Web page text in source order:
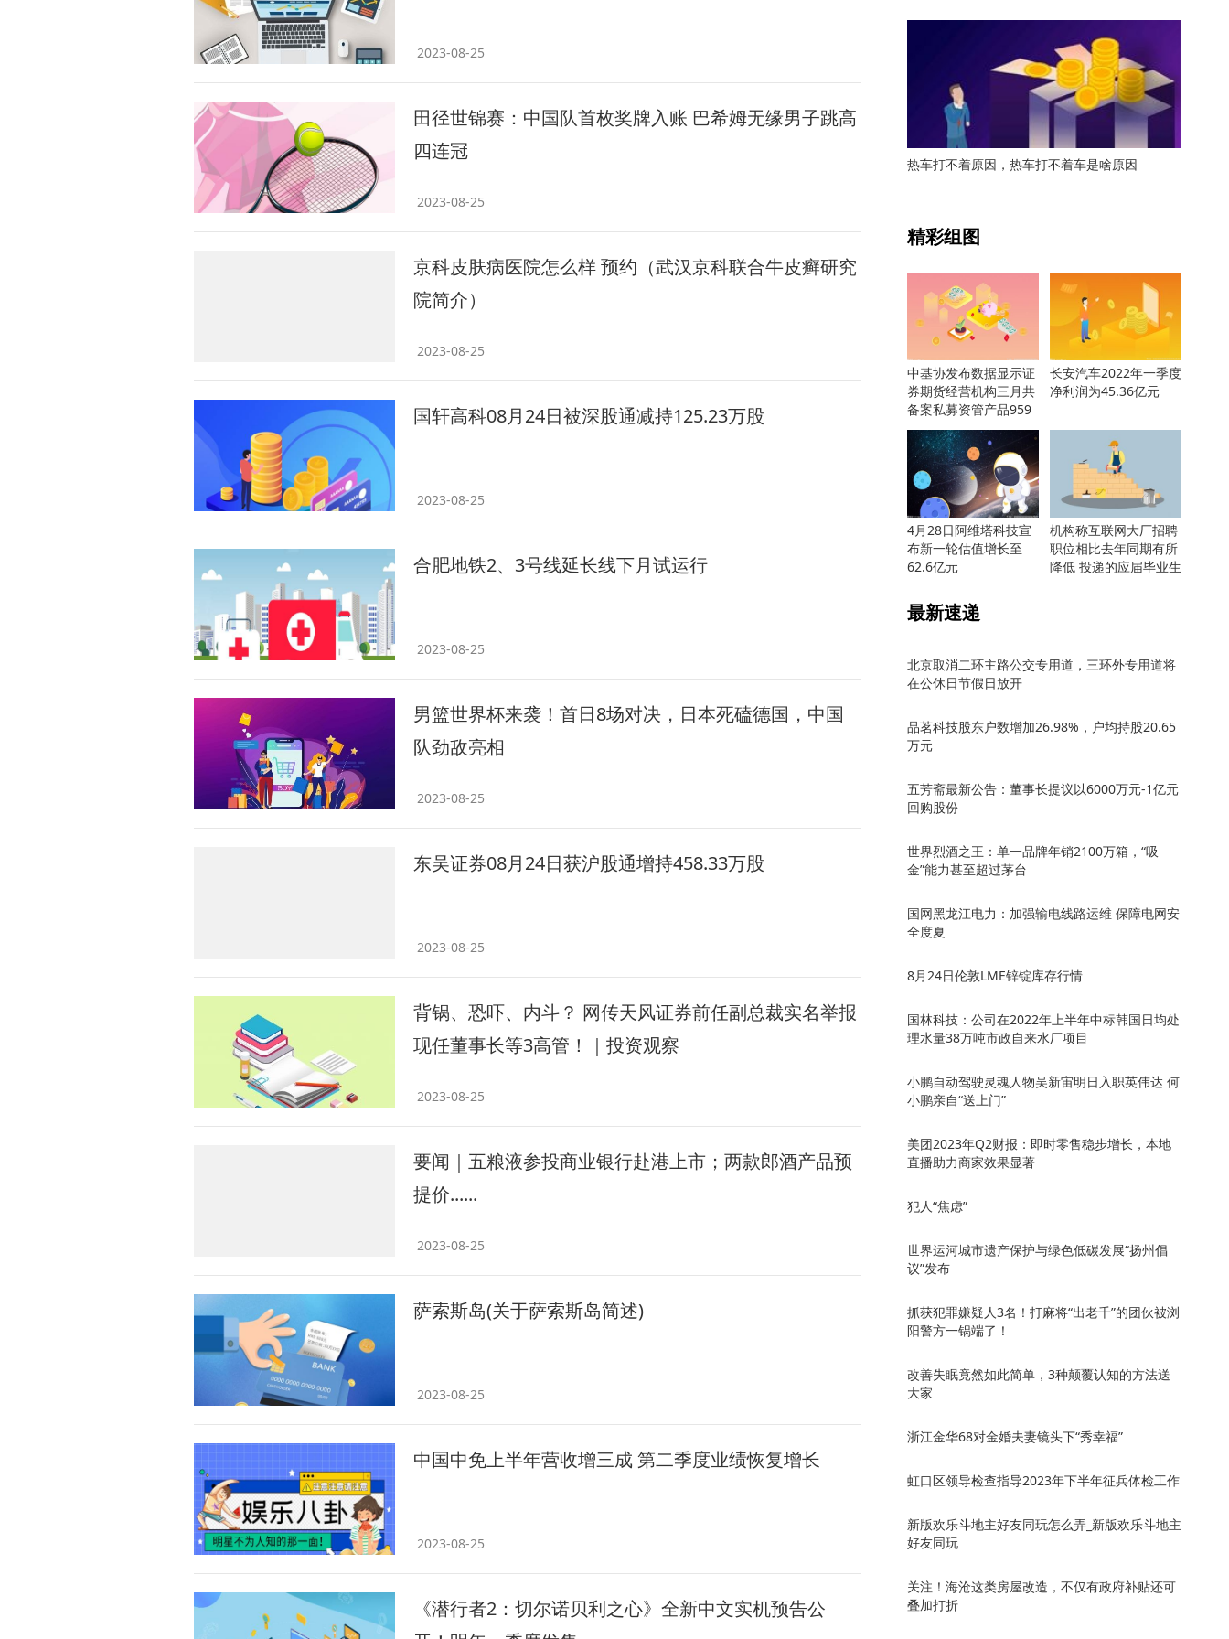
2023-08-25
田径世锦赛：中国队首枚奖牌入账 巴希姆无缘男子跳高
四连冠
2023-08-25
京科皮肤病医院怎么样 预约（武汉京科联合牛皮癣研究
院简介）
2023-08-25
国轩高科08月24日被深股通减持125.23万股
2023-08-25
合肥地铁2、3号线延长线下月试运行
2023-08-25
男篮世界杯来袭！首日8场对决，日本死磕德国，中国
队劲敌亮相
2023-08-25
东吴证券08月24日获沪股通增持458.33万股
2023-08-25
背锅、恐吓、内斗？ 网传天风证券前任副总裁实名举报
现任董事长等3高管！｜投资观察
2023-08-25
要闻｜五粮液参投商业银行赴港上市；两款郎酒产品预
提价......
2023-08-25
萨索斯岛(关于萨索斯岛简述)
2023-08-25
中国中免上半年营收增三成 第二季度业绩恢复增长
2023-08-25
《潜行者2：切尔诺贝利之心》全新中文实机预告公
热车打不着原因，热车打不着车是啥原因
精彩组图
中基协发布数据显示证
券期货经营机构三月共
备案私募资管产品959
只
长安汽车2022年一季度
净利润为45.36亿元
4月28日阿维塔科技宣
布新一轮估值增长至
62.6亿元
机构称互联网大厂招聘
职位相比去年同期有所
降低 投递的应届毕业生
最新速递
北京取消二环主路公交专用道，三环外专用道将
在公休日节假日放开
品茗科技股东户数增加26.98%，户均持股20.65
万元
五芳斋最新公告：董事长提议以6000万元-1亿元
回购股份
世界烈酒之王：单一品牌年销2100万箱，“吸
金”能力甚至超过茅台
国网黑龙江电力：加强输电线路运维 保障电网安
全度夏
8月24日伦敦LME锌锭库存行情
国林科技：公司在2022年上半年中标韩国日均处
理水量38万吨市政自来水厂项目
小鹏自动驾驶灵魂人物吴新宙明日入职英伟达 何
小鹏亲自“送上门”
​美团2023年Q2财报：即时零售稳步增长，本地
直播助力商家效果显著
犯人“焦虑”
世界运河城市遗产保护与绿色低碳发展“扬州倡
议”发布
抓获犯罪嫌疑人3名！打麻将“出老千”的团伙被浏
阳警方一锅端了！
改善失眠竟然如此简单，3种颠覆认知的方法送
大家
浙江金华68对金婚夫妻镜头下“秀幸福”
虹口区领导检查指导2023年下半年征兵体检工作
新版欢乐斗地主好友同玩怎么弄_新版欢乐斗地主
好友同玩
关注！海沧这类房屋改造，不仅有政府补贴还可
叠加打折